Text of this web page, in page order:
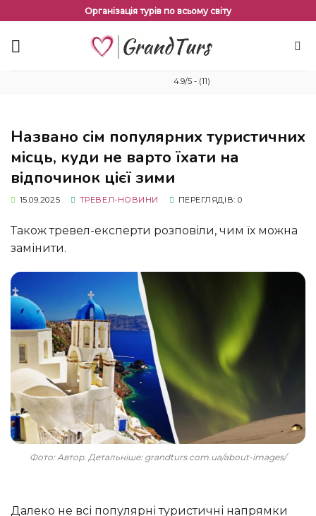
змісту
Організація турів по всьому світу
4.9/5 - (11)
Названо сім популярних туристичних
місць, куди не варто їхати на
відпочинок цієї зими
15.09.2025 ТРЕВЕЛ-НОВИНИ ПЕРЕГЛЯДІВ: 0
Також тревел-експерти розповіли, чим їх можна
замінити.
Фото: Автор. Детальніше: grandturs.com.ua/about-images/
Далеко не всі популярні туристичні напрямки